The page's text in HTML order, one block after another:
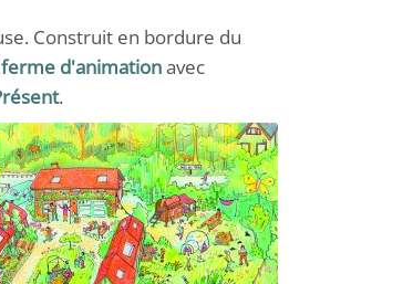
Construit en bordure du
ferme d'animationavec
.